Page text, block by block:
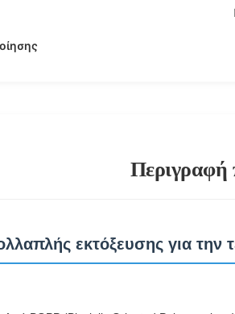
Περιγραφή
εκτόξευσης για την